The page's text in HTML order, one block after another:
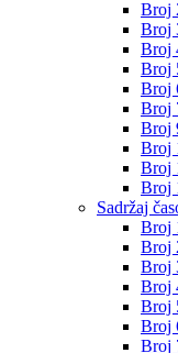
Broj
Broj
Broj
Broj
Broj
Broj
Broj
Broj
Broj
Broj
Sadržaj
Broj
Broj
Broj
Broj
Broj
Broj
Broj